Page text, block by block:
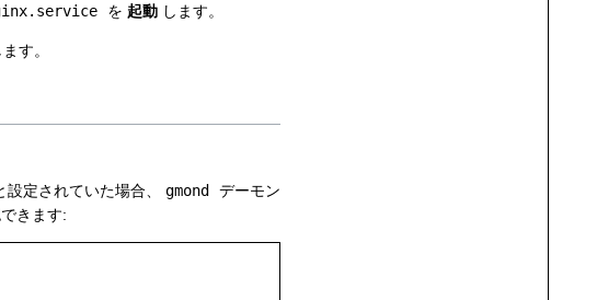
を 起動します。
す。
設定されていた場合、 gmond
デーモン
きます: